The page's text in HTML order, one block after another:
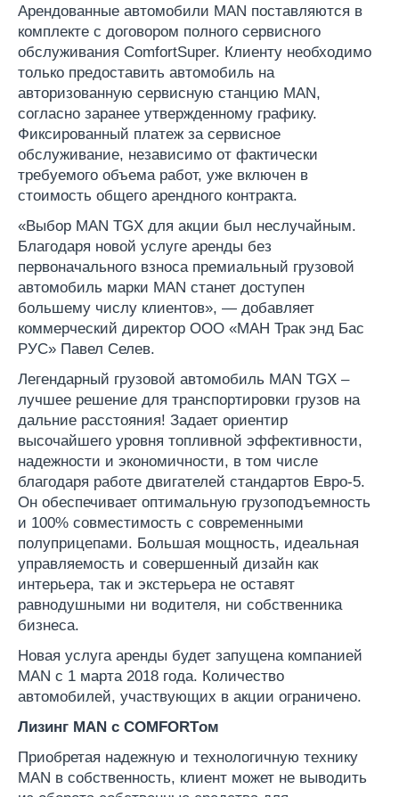
Арендованные автомобили MAN поставляются в
комплекте с договором полного сервисного
обслуживания ComfortSuper. Клиенту необходимо
только предоставить автомобиль на
авторизованную сервисную станцию MAN,
согласно заранее утвержденному графику.
Фиксированный платеж за сервисное
обслуживание, независимо от фактически
требуемого объема работ, уже включен в
стоимость общего арендного контракта.
«Выбор MAN TGX для акции был неслучайным.
Благодаря новой услуге аренды без
первоначального взноса премиальный грузовой
автомобиль марки MAN станет доступен
большему числу клиентов», — добавляет
коммерческий директор ООО «МАН Трак энд Бас
РУС» Павел Селев.
Легендарный грузовой автомобиль MAN TGX –
лучшее решение для транспортировки грузов на
дальние расстояния! Задает ориентир
высочайшего уровня топливной эффективности,
надежности и экономичности, в том числе
благодаря работе двигателей стандартов Евро-5.
Он обеспечивает оптимальную грузоподъемность
и 100% совместимость с современными
полуприцепами. Большая мощность, идеальная
управляемость и совершенный дизайн как
интерьера, так и экстерьера не оставят
равнодушными ни водителя, ни собственника
бизнеса.
Новая услуга аренды будет запущена компанией
MAN с 1 марта 2018 года. Количество
автомобилей, участвующих в акции ограничено.
Лизинг MAN с COMFORTом
Приобретая надежную и технологичную технику
MAN в собственность, клиент может не выводить